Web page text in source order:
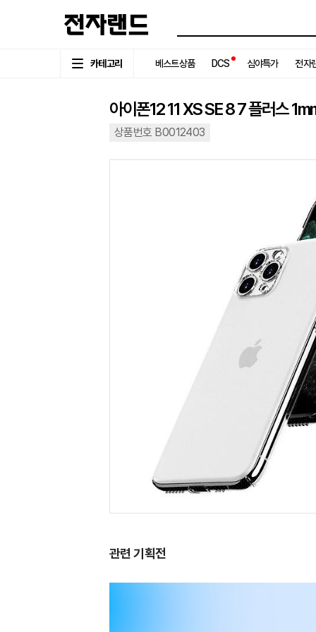
카테고리 베스트상품 DCS 심야특가 전자
아이폰12 11 XS SE 8 7 플러스
상품번호 B0012403
관련 기획전